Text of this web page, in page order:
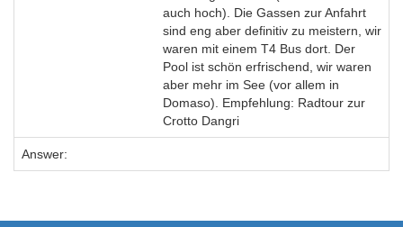
auch hoch). Die Gassen zur Anfahrt
sind eng aber definitiv zu meistern, wir
waren mit einem T4 Bus dort. Der
Pool ist schön erfrischend, wir waren
aber mehr im See (vor allem in
Domaso). Empfehlung: Radtour zur
Crotto Dangri
Answer: